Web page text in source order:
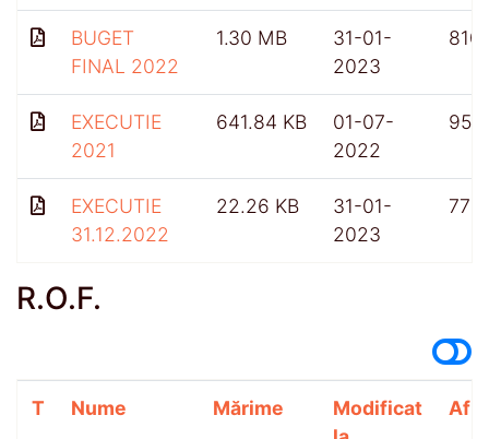
BUGET
FINAL 2022
1.30 MB
31-01-
2023
810
EXECUTIE
2021
641.84 KB
01-07-
2022
953
EXECUTIE
31.12.2022
22.26 KB
31-01-
2023
775
R.O.F.
T Nume Mărime
Modificat